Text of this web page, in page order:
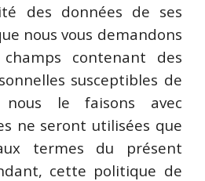
des données de ses
nous vous demandons
contenant des
susceptibles de
le faisons avec
ne seront utilisées que
termes du présent
cette politique de